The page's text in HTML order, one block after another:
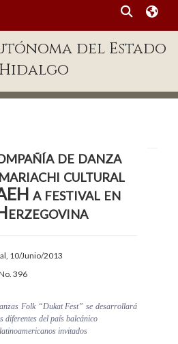
del Estado
de danza
cultural
a festival en
10/Junio/2013
396
Folk “Dukat Fest” se desarrollará
diferentes del país balcánico
invitados